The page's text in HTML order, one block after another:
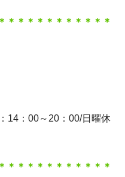
＊＊＊＊＊＊＊＊＊＊＊
14：00～20：00/日曜休
＊＊＊＊＊＊＊＊＊＊＊